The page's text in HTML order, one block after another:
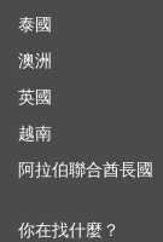
泰國
澳洲
英國
越南
阿拉伯聯合酋長國
你在找什麼？